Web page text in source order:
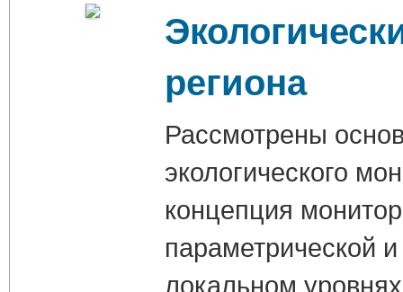
региона
Рассмотрены
экологического
концепция
параметрической
локальном